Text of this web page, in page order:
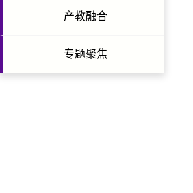
产教融合
专题聚焦